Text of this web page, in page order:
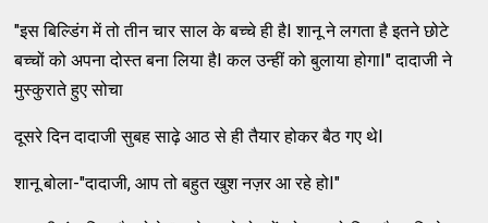
"इस बिल्डिंग में तो तीन चार साल के बच्चे ही हैI शानू ने लगता है इतने छोटे
बच्चों को अपना दोस्त बना लिया हैI कल उन्हीं को बुलाया होगाI" दादाजी ने
मुस्कुराते हुए सोचा
दूसरे दिन दादाजी सुबह साढ़े आठ से ही तैयार होकर बैठ गए थेI
शानू बोला-"दादाजी, आप तो बहुत खुश नज़र आ रहे होI"